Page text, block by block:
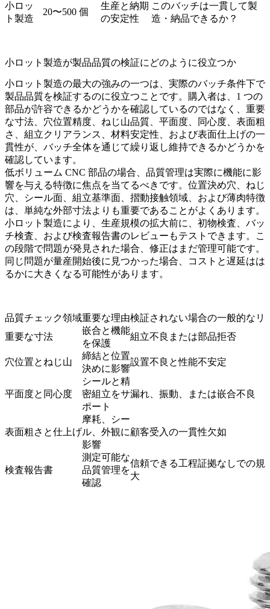
小ロッ
ト製造
20〜500 個
生産と納期
の安定性
このバッチは一貫して製
造・納品できるか？
小ロット製造が製品品質の検証にどのように役立つか
小ロット製造の最大の強みの一つは、実際のバッチ条件下で
製品品質を検証するのに役立つことです。購入者は、1 つの
部品が許容できるかどうかを確認しているのではなく、重要
な寸法、穴位置精度、ねじ山品質、平面度、同心度、表面粗
さ、組立クリアランス、材料安定性、および表面仕上げの一
貫性が、バッチ全体を通じて繰り返し維持できるかどうかを
確認しています。
低ボリューム CNC 部品の場合、品質管理は実際に機能に影
響を与える特徴に焦点を当てるべきです。位置決め穴、ねじ
穴、シール面、組立基準面、摺動接触領域、および薄肉特徴
は、単純な外部寸法よりも重要であることがよくあります。
小ロット製造により、生産規模の拡大前に、初物検査、バッ
チ検査、および検査報告書のレビューもテストできます。こ
の段階で問題が発見された場合、修正はまだ管理可能です。
同じ問題が量産開始後に見つかった場合、コストと遅延はは
るかに大きくなる可能性があります。
品質チェック領域重要な理由検証されない場合の一般的なリ
重要な寸法
嵌合と機能
を保護
組立不良または部品拒否
穴位置とねじ山
締結と位置
決めに影響
設置不良と性能不安定
平面度と同心度
シールと精
密組立をサ
ポート
漏れ、振動、または嵌合不良
表面粗さと仕上げ
摩耗、シー
ル、外観に
影響
顧客受入の一貫性欠如
検査報告書
測定可能な
品質管理を
確認
信頼できる工程証拠なしでの規
大